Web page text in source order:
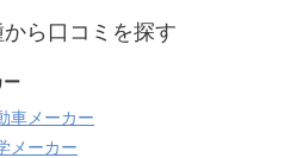
ら口コミを探す
ー
車メーカー
メーカー